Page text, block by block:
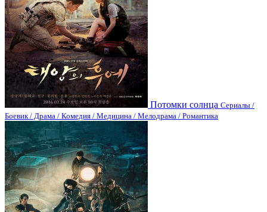
Потомки солнца Сериалы /
Боевик / Драма / Комедия / Медицина / Мелодрама / Романтика